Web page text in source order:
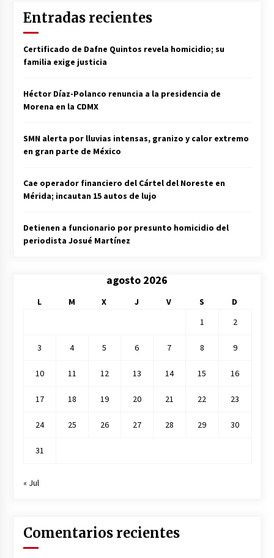
Entradas recientes
Certificado de Dafne Quintos revela homicidio; su
familia exige justicia
Héctor Díaz-Polanco renuncia a la presidencia de
Morena en la CDMX
SMN alerta por lluvias intensas, granizo y calor extremo
en gran parte de México
Cae operador financiero del Cártel del Noreste en
Mérida; incautan 15 autos de lujo
Detienen a funcionario por presunto homicidio del
periodista Josué Martínez
agosto 2026
L M X J V S
D
1
2
3 4 5 6 7 8 9
10 11 12 13 14 15 16
17 18 19 20 21 22 23
24 25 26 27 28 29 30
31
« Jul
Comentarios recientes